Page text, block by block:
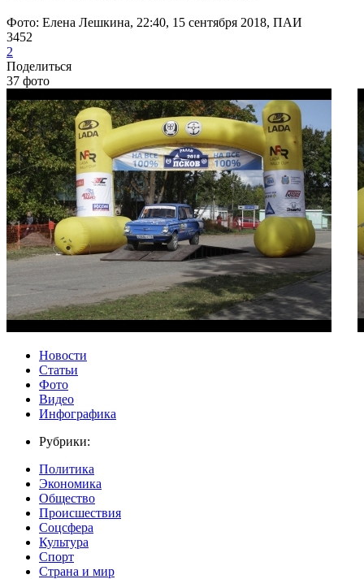
Фото: Елена Лешкина, 22:40, 15 сентября 2018, ПАИ
3452
2
Поделиться
37 фото
Новости
Статьи
Фото
Видео
Инфографика
Рубрики:
Политика
Экономика
Общество
Происшествия
Соцсфера
Культура
Спорт
Страна и мир